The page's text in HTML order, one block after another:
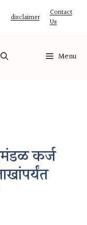
disclaimer
Contact
Us
Menu
कर्ज